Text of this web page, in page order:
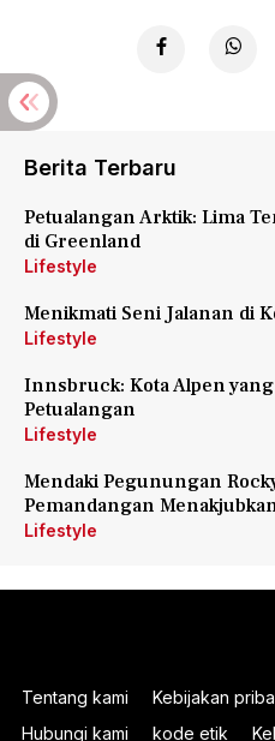
Berita Terbaru
Petualangan Arktik: Lima
di Greenland
Lifestyle
Menikmati Seni Jalanan di
Lifestyle
Innsbruck: Kota Alpen yang
Petualangan
Lifestyle
Mendaki Pegunungan
Pemandangan
Lifestyle
Tentang kami Kebijakan
Hubungi kami
kode etik